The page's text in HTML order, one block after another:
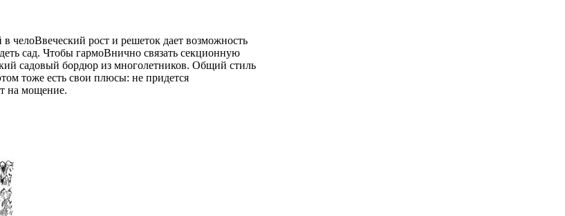
челоВ­веческий рост и решеток дает возможность
сад. Чтобы гармоВ­нично связать секционную
садовый бордюр из многолетников. Общий стиль
тоже есть свои плюсы: не придется
на мощение.